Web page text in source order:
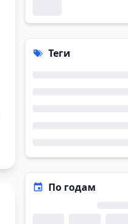
Теги
По годам